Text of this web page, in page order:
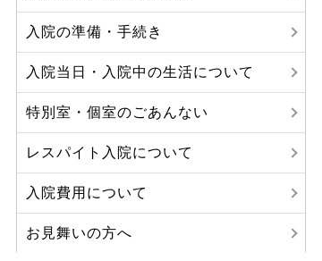
入院の準備・手続き
入院当日・入院中の生活について
特別室・個室のごあんない
レスパイト入院について
入院費用について
お見舞いの方へ